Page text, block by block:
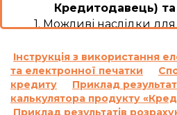
Кредитодавець)
1. Можливі наслідки
невиконання ним
про споживчий
прострочення виконання
платежів, а також розмір
Інструкція з використання
та електронної печатки
кредиту
Приклад
калькулятора продукту
Приклад результатів